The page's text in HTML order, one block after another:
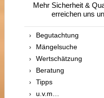
Mehr Sicherheit &
erreichen uns
Begutachtung
Mängelsuche
Wertschätzung
Beratung
Tipps
u.v.m…